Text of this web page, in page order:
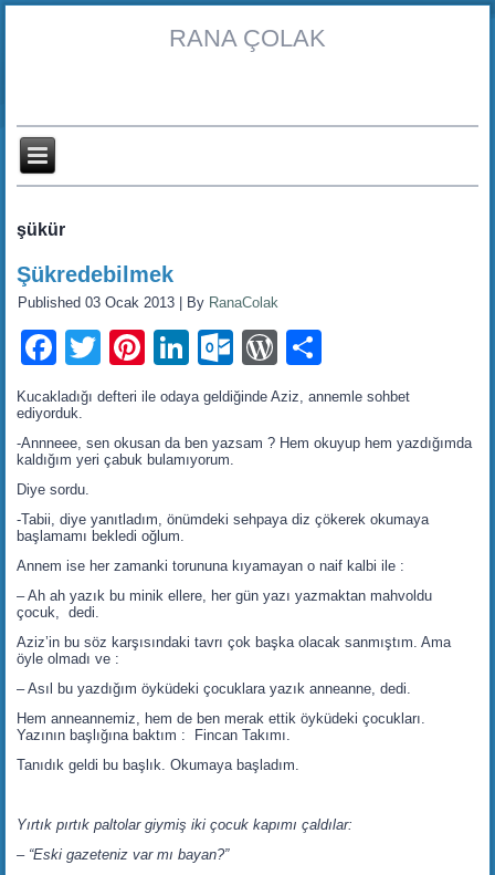
RANA ÇOLAK
şükür
Şükredebilmek
Published 03 Ocak 2013 By RanaColak
Facebook
TwitterPinterest
LinkedIn
Outlook.com
WordPress
Kucakladığı defteri ile odaya geldiğinde Aziz, annemle sohbet
ediyorduk.
-Annneee, sen okusan da ben yazsam ? Hem okuyup hem yazdığımda
kaldığım yeri çabuk bulamıyorum.
Diye sordu.
-Tabii, diye yanıtladım, önümdeki sehpaya diz çökerek okumaya
başlamamı bekledi oğlum.
Annem ise her zamanki torununa kıyamayan o naif kalbi ile :
– Ah ah yazık bu minik ellere, her gün yazı yazmaktan mahvoldu
çocuk, dedi.
Aziz’in bu söz karşısındaki tavrı çok başka olacak sanmıştım. Ama
öyle olmadı ve :
– Asıl bu yazdığım öyküdeki çocuklara yazık anneanne, dedi.
Hem anneannemiz, hem de ben merak ettik öyküdeki çocukları.
Yazının başlığına baktım : Fincan Takımı.
Tanıdık geldi bu başlık. Okumaya başladım.
Yırtık pırtık paltolar giymiş iki çocuk kapımı çaldılar:
– “Eski gazeteniz var mı bayan?”